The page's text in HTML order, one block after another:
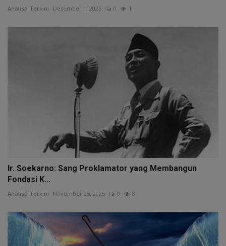
Analisa Terkini Desember 1, 2025 0 1
Ir. Soekarno: Sang Proklamator yang Membangun
Fondasi K...
Analisa Terkini November 25, 2025 0 8